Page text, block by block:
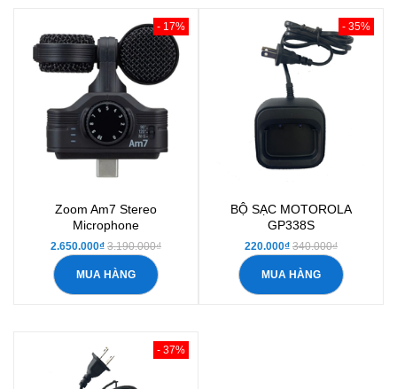
- 17%
Zoom Am7 Stereo
Microphone
2.650.000₫ 3.190.000₫
MUA HÀNG
- 35%
BỘ SẠC MOTOROLA
GP338S
220.000₫ 340.000₫
MUA HÀNG
- 37%